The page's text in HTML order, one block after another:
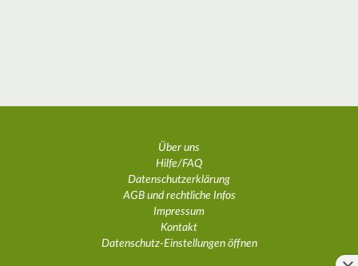
Über uns
Hilfe/FAQ
Datenschutzerklärung
AGB und rechtliche Infos
Impressum
Kontakt
Datenschutz-Einstellungen öffnen